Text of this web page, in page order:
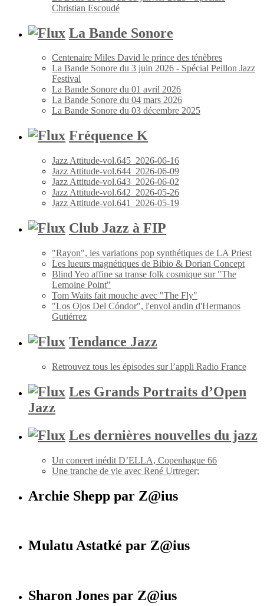
Christian Escoudé
La Bande Sonore
Centenaire Miles David le prince des ténèbres
La Bande Sonore du 3 juin 2026 - Spécial Peillon Jazz
Festival
La Bande Sonore du 01 avril 2026
La Bande Sonore du 04 mars 2026
La Bande Sonore du 03 décembre 2025
Fréquence K
Jazz Attitude-vol.645_2026-06-16
Jazz Attitude-vol.644_2026-06-09
Jazz Attitude-vol.643_2026-06-02
Jazz Attitude-vol.642_2026-05-26
Jazz Attitude-vol.641_2026-05-19
Club Jazz à FIP
"Rayon", les variations pop synthétiques de LA Priest
Les lueurs magnétiques de Bibio & Dorian Concept
Blind Yeo affine sa transe folk cosmique sur "The
Lemoine Point"
Tom Waits fait mouche avec "The Fly"
"Los Ojos Del Cóndor", l'envol andin d'Hermanos
Gutiérrez
Tendance Jazz
Retrouvez tous les épisodes sur l’appli Radio France
Les Grands Portraits d’Open
Jazz
Les dernières nouvelles du jazz
Un concert inédit D’ELLA, Copenhague 66
Une tranche de vie avec René Urtreger;
Archie Shepp par Z@ius
Mulatu Astatké par Z@ius
Sharon Jones par Z@ius